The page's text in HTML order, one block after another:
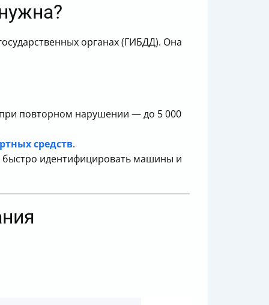
органах (ГИБДД). Она
повторном нарушении — до 5 000
средств.
идентифицировать машины и